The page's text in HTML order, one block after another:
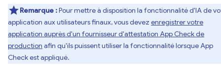
Remarque :Pour mettre à disposition la fonctionnalité d'IA de
application aux utilisateurs finaux, vous devez enregistrer votre
application auprès d'un fournisseur d'attestation App Check de
production afin qu'ils puissent utiliser la fonctionnalité lorsque App
Check est appliqué.